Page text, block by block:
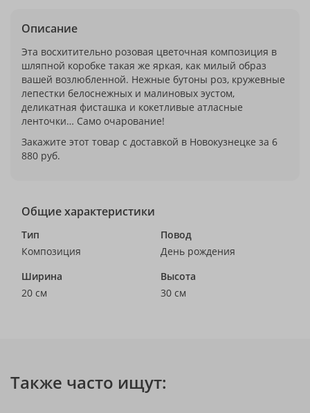
Описание
Эта восхитительно розовая цветочная композиция в
шляпной коробке такая же яркая, как милый образ
вашей возлюбленной. Нежные бутоны роз, кружевные
лепестки белоснежных и малиновых эустом,
деликатная фисташка и кокетливые атласные
ленточки… Само очарование!
Закажите этот товар с доставкой в Новокузнецке за 6
880 руб.
Общие характеристики
Тип
Композиция
Повод
День рождения
Ширина
20 см
Высота
30 см
Также часто ищут: